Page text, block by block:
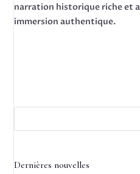
narration historique riche et
immersion authentique.
Dernières nouvelles